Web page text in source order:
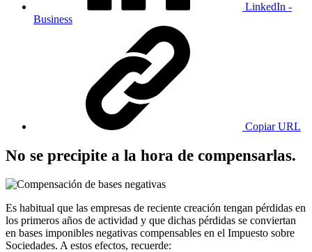
LinkedIn -
Business
Copiar URL
No se precipite a la hora de compensarlas.
Es habitual que las empresas de reciente creación tengan pérdidas en
los primeros años de actividad y que dichas pérdidas se conviertan
en bases imponibles negativas compensables en el Impuesto sobre
Sociedades. A estos efectos, recuerde: